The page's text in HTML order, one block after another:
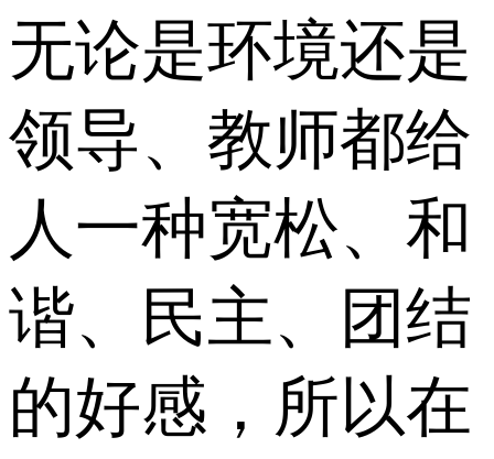
无论是环境还是
领导、教师都给
人一种宽松、和
谐、民主、团结
的好感，所以在